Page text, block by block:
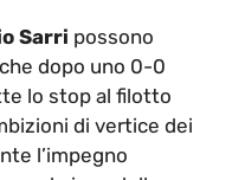
Sarri possono
dopo uno 0-0
lo stop al filotto
di vertice dei
l’impegno